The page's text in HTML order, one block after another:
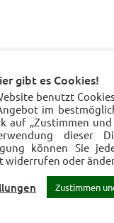
gibt es Cookies!
benutzt
im
auf „Zustimmen
dieser
können Sie
widerrufen oder
Zustimmen